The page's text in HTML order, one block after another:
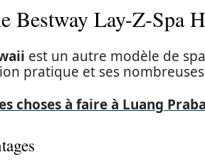
Bestway Lay-Z-Spa
est un autre modèle de
pratique et ses
choses à faire à Luang